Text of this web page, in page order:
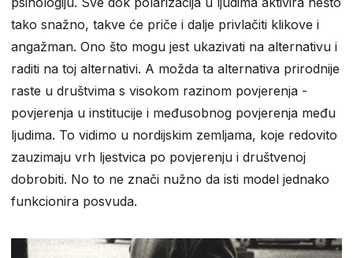
tako snažno, takve će priče i dalje privlačiti klikove i
angažman. Ono što mogu jest ukazivati na alternativu i
raditi na toj alternativi. A možda ta alternativa prirodnije
raste u društvima s visokom razinom povjerenja -
povjerenja u institucije i međusobnog povjerenja među
ljudima. To vidimo u nordijskim zemljama, koje redovito
zauzimaju vrh ljestvica po povjerenju i društvenoj
dobrobiti. No to ne znači nužno da isti model jednako
funkcionira posvuda.